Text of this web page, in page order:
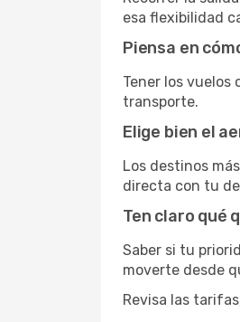
esa flexibilidad
Piensa en
Tener los
transporte.
Elige bien el
Los destinos
directa con tu
Ten claro qué
Saber si tu
moverte desde
Revisa las